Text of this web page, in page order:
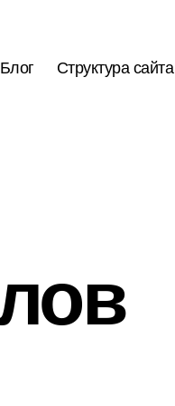
Блог Структура сайта